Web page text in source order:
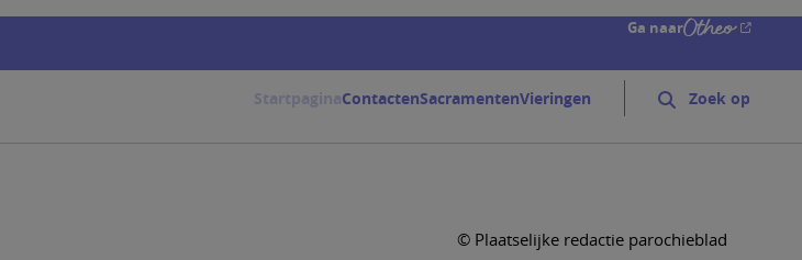
Ga naar
StartpaginaContactenSacramentenVieringen Zoeken
© Plaatselijke redactie parochieblad